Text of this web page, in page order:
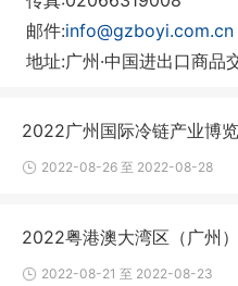
邮件:info@gzboyi.com.cn
地址:广州·中国进出口商品
2022广州国际冷链产业博
2022-08-26 至 2022-08-28
2022粤港澳大湾区（广州
2022-08-21 至 2022-08-23